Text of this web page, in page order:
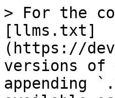
> For the
[llms.txt]
(https://
versions of
appending